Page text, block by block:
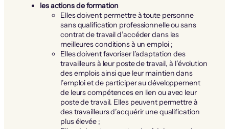
les actions de formation
Elles doivent permettre à toute personne
sans qualification professionnelle ou sans
contrat de travail d’accéder dans les
meilleures conditions à un emploi ;
Elles doivent favoriser l’adaptation des
travailleurs à leur poste de travail, à l’évolution
des emplois ainsi que leur maintien dans
l’emploi et de participer au développement
de leurs compétences en lien ou avec leur
poste de travail. Elles peuvent permettre à
des travailleurs d’acquérir une qualification
plus élevée ;